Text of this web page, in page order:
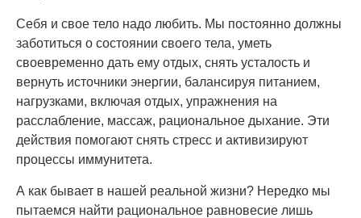
Себя и свое тело надо любить. Мы постоянно должны
заботиться о состоянии своего тела, уметь
своевременно дать ему отдых, снять усталость и
вернуть источники энергии, балансируя питанием,
нагрузками, включая отдых, упражнения на
расслабление, массаж, рациональное дыхание. Эти
действия помогают снять стресс и активизируют
процессы иммунитета.
А как бывает в нашей реальной жизни? Нередко мы
пытаемся найти рациональное равновесие лишь